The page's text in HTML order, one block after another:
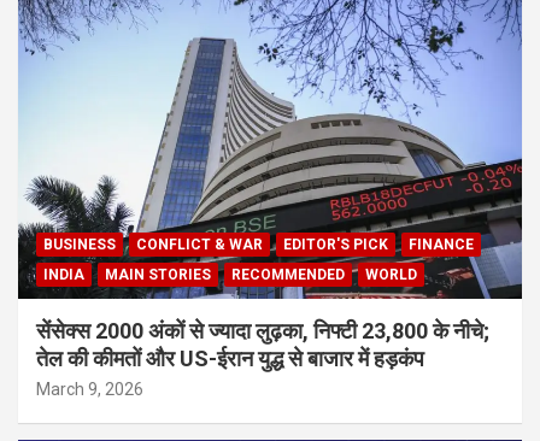
BUSINESS CONFLICT & WAR EDITOR'S PICK
FINANCE
INDIA
MAIN STORIES RECOMMENDED WORLD
सेंसेक्स 2000 अंकों से ज्यादा लुढ़का, निफ्टी 23,800 के नीचे;
तेल की कीमतों और US-ईरान युद्ध से बाजार में हड़कंप
March 9, 2026